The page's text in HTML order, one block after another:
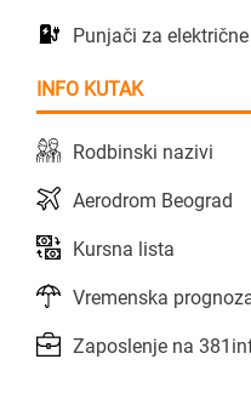
Punjači za
INFO KUTAK
Rodbinski nazivi
Aerodrom Beograd
Kursna lista
Vremenska
Zaposlenje na